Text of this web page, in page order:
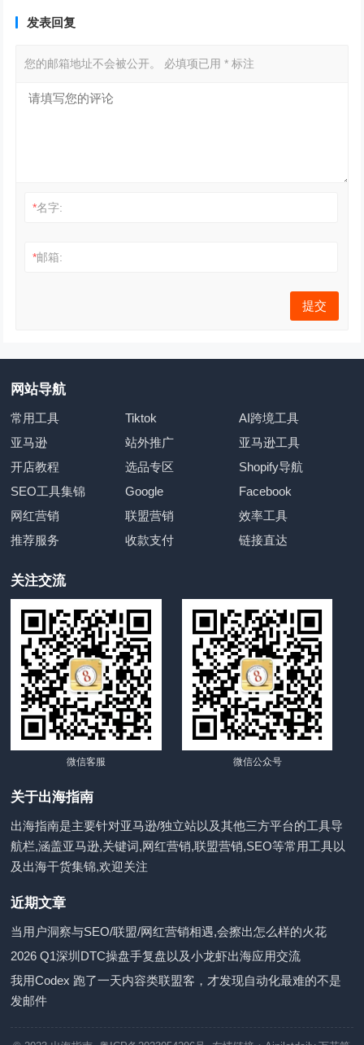
发表回复
您的邮箱地址不会被公开。 必填项已用* 标注
*名字:
*邮箱:
网站导航
常用工具 Tiktok
AI跨境工具
亚马逊
站外推广
亚马逊工具
开店教程
选品专区
Shopify导航
SEO工具集锦
Google
Facebook
网红营销
联盟营销
效率工具
推荐服务
收款支付 链接直达
关注交流
微信客服 微信公众号
关于出海指南
出海指南是主要针对亚马逊/独立站以及其他三方平台的工具导
航栏,涵盖亚马逊,关键词,网红营销,联盟营销,SEO等常用工具以
及出海干货集锦,欢迎关注
近期文章
当用户洞察与SEO/联盟/网红营销相遇,会擦出怎么样的火花
2026 Q1深圳DTC操盘手复盘以及小龙虾出海应用交流
我用Codex 跑了一天内容类联盟客，才发现自动化最难的不是
发邮件